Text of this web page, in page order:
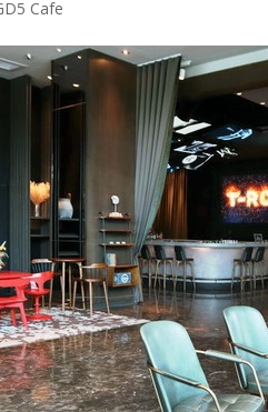
Cafe